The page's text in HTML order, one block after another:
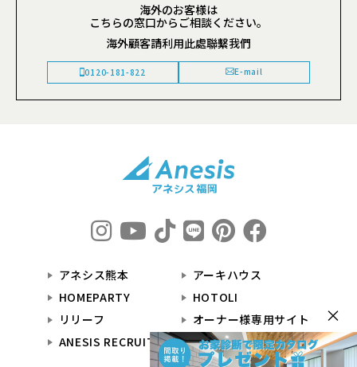
海外のお客様は
こちらの窓口からご相談ください。
海外顧客請利用此處聯繫我們
0120-181-822 E-mail
アネシス熊本
アーキハウス
HOMEPARTY
HOTOLI
リリーフ
オーナー様専用サイト
ANESIS RECRUIT
×